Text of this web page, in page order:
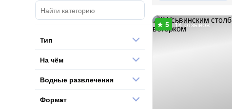
14 отзывов
Тип
На чём
Водные развлечения
Формат